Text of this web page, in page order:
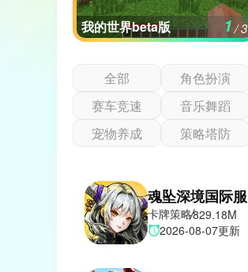
我的世界beta版 1/ 3
全部 角色扮演
赛车竞速
音乐舞蹈
宠物养成
策略塔防
魂坠深境国际服
卡牌策略829.18M
2026-08-07更新